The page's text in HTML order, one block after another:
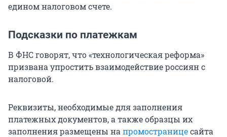
едином налоговом счете.
Подсказки по платежкам
В ФНС говорят, что «технологическая реформа»
призвана упростить взаимодействие россиян с
налоговой.
Реквизиты, необходимые для заполнения
платежных документов, а также образцы их
заполнения размещены на промостраницесайта